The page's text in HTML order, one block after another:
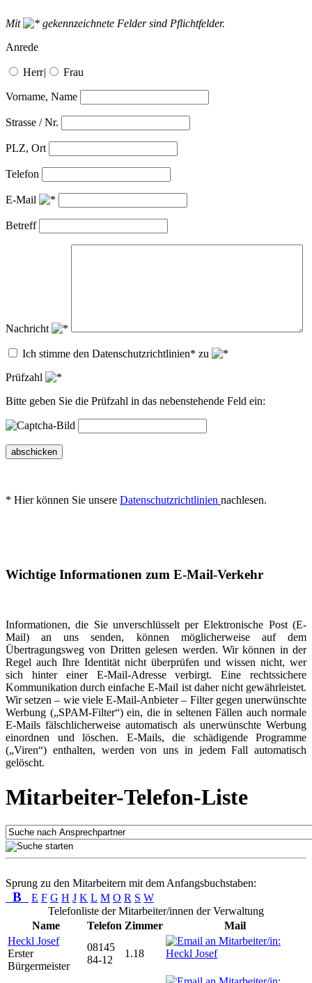
Mit
gekennzeichnete Felder sind Pflichtfelder.
Anrede
Herr| Frau
Vorname, Name
Strasse / Nr.
PLZ, Ort
Telefon
E-Mail
Betreff
Nachricht
Ich stimme den Datenschutzrichtlinien* zu
Prüfzahl
Bitte geben Sie die Prüfzahl in das nebenstehende Feld ein:
abschicken
* Hier können Sie unsere Datenschutzrichtlinien nachlesen.
Wichtige Informationen zum E-Mail-Verkehr
Informationen, die Sie unverschlüsselt per Elektronische Post (E-
Mail) an uns senden, können möglicherweise auf dem
Übertragungsweg von Dritten gelesen werden. Wir können in der
Regel auch Ihre Identität nicht überprüfen und wissen nicht, wer
sich hinter einer E-Mail-Adresse verbirgt. Eine rechtssichere
Kommunikation durch einfache E-Mail ist daher nicht gewährleistet.
Wir setzen – wie viele E-Mail-Anbieter – Filter gegen unerwünschte
Werbung („SPAM-Filter“) ein, die in seltenen Fällen auch normale
E-Mails fälschlicherweise automatisch als unerwünschte Werbung
einordnen und löschen. E-Mails, die schädigende Programme
(„Viren“) enthalten, werden von uns in jedem Fall automatisch
gelöscht.
Mitarbeiter-Telefon-Liste
Sprung zu den Mitarbeitern mit dem Anfangsbuchstaben:
B E F G H J K L M O R S W
Telefonliste der Mitarbeiter/innen der Verwaltung
Name
Telefon Zimmer
Mail
Heckl Josef
Erster
Bürgermeister
08145
84-12
1.18